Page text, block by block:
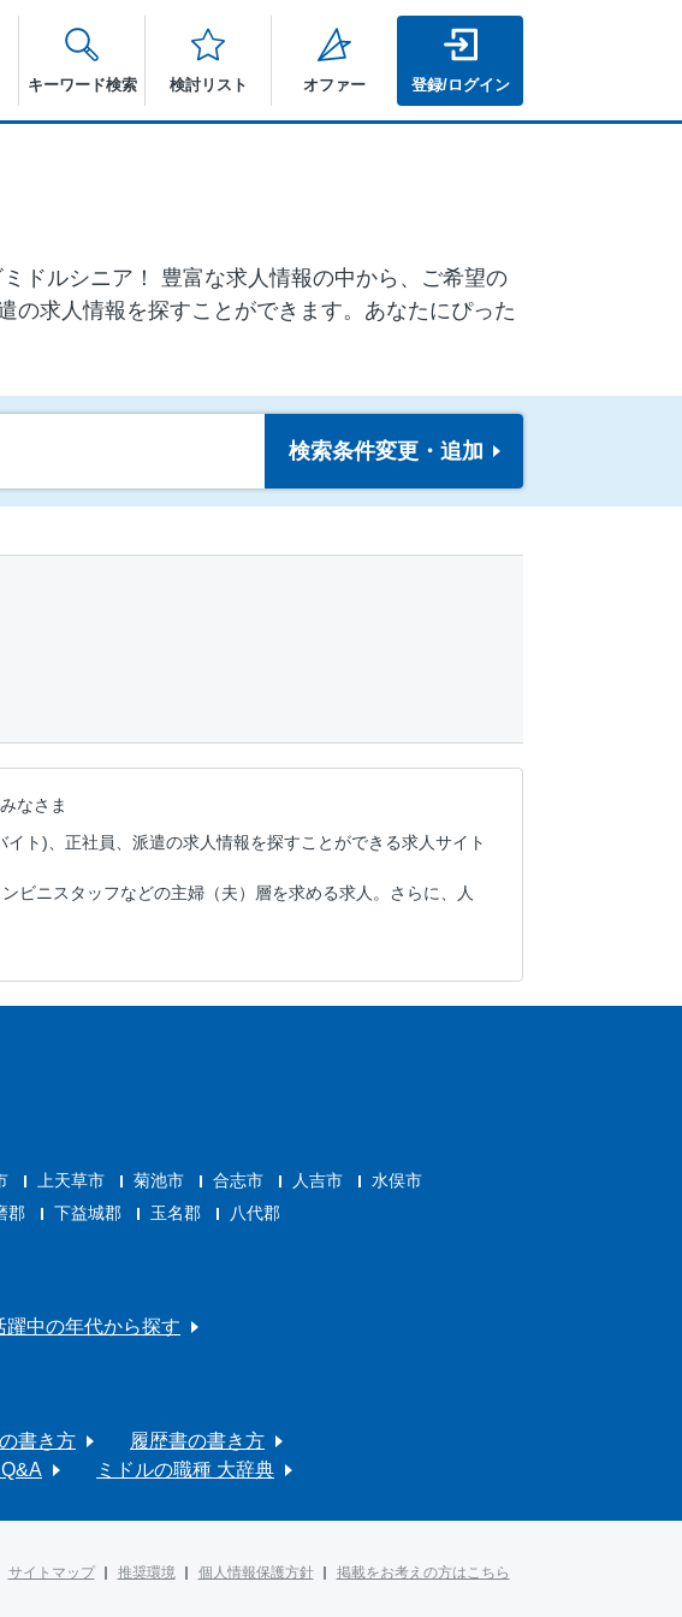
キーワード検索 検討リスト オファー 登録/ログイン
ドルシニア！ 豊富な求人情報の中から、ご希望の
の求人情報を探すことができます。あなたにぴった
検索条件変更・追加
なさま
ト)、正社員、派遣の求人情報を探すことができる求人サイト
ビニスタッフなどの主婦（夫）層を求める求人。さらに、人
上天草市 菊池市 合志市 人吉市
水俣市
郡 下益城郡 玉名郡 八代郡
躍中の年代から探す
書き方
履歴書の書き方
ミドルの職種 大辞典
サイトマップ 推奨環境 個人情報保護方針 掲載をお考えの方はこちら